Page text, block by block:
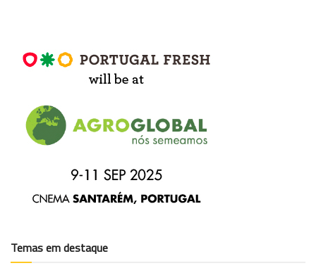
Temas em destaque